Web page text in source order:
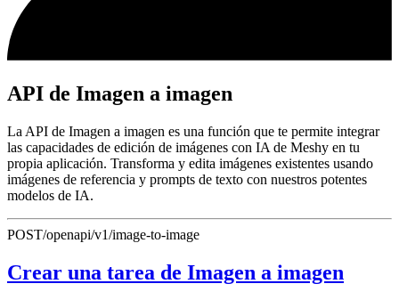
API de Imagen a imagen
La API de Imagen a imagen es una función que te permite integrar
las capacidades de edición de imágenes con IA de Meshy en tu
propia aplicación. Transforma y edita imágenes existentes usando
imágenes de referencia y prompts de texto con nuestros potentes
modelos de IA.
POST/openapi/v1/image-to-image
Crear una tarea de Imagen a imagen